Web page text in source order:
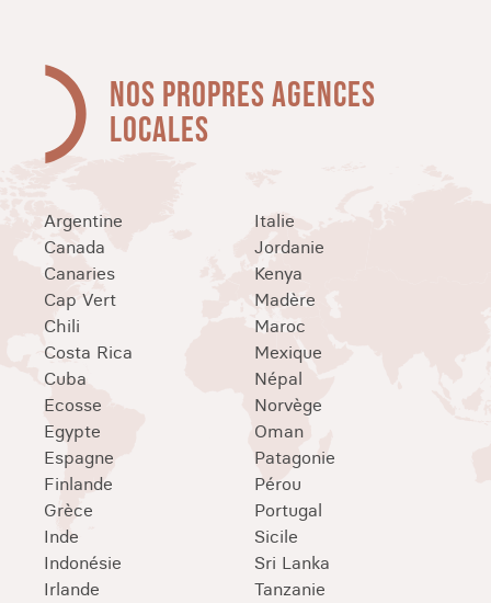
NOS PROPRES AGENCES
LOCALES
Argentine
Canada
Canaries
Cap Vert
Chili
Costa Rica
Cuba
Ecosse
Egypte
Espagne
Finlande
Grèce
Inde
Indonésie
Irlande
Italie
Jordanie
Kenya
Madère
Maroc
Mexique
Népal
Norvège
Oman
Patagonie
Pérou
Portugal
Sicile
Sri Lanka
Tanzanie